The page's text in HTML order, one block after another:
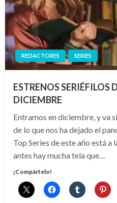
REDACTORES SERIES
ESTRENOS SERIÉFILOS
DICIEMBRE
Entramos en diciembre, y va
de lo que nos ha dejado el
Top Series de este año está a
antes hay mucha tela que…
¡Compártelo!